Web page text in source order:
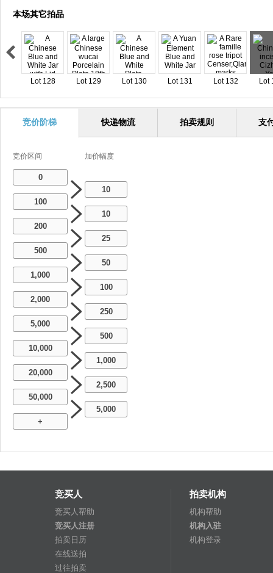
本场其它拍品
Lot 128 Lot 129 Lot 130 Lot 131 Lot 132 Lot
竞价阶梯 快递物流 拍卖规则 支
竞价区间 加价幅度
0
10
100
10
200
25
500
50
1,000
100
2,000
250
5,000
500
10,000
1,000
20,000
2,500
50,000
5,000
+
竞买人
竞买人帮助
竞买人注册
拍卖日历
在线送拍
过往拍卖
拍卖机构
机构帮助
机构入驻
机构登录